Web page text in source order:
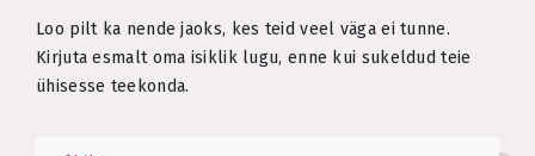
Loo pilt ka nende jaoks, kes teid veel väga ei tunne.
Kirjuta esmalt oma isiklik lugu, enne kui sukeldud teie
ühisesse teekonda.